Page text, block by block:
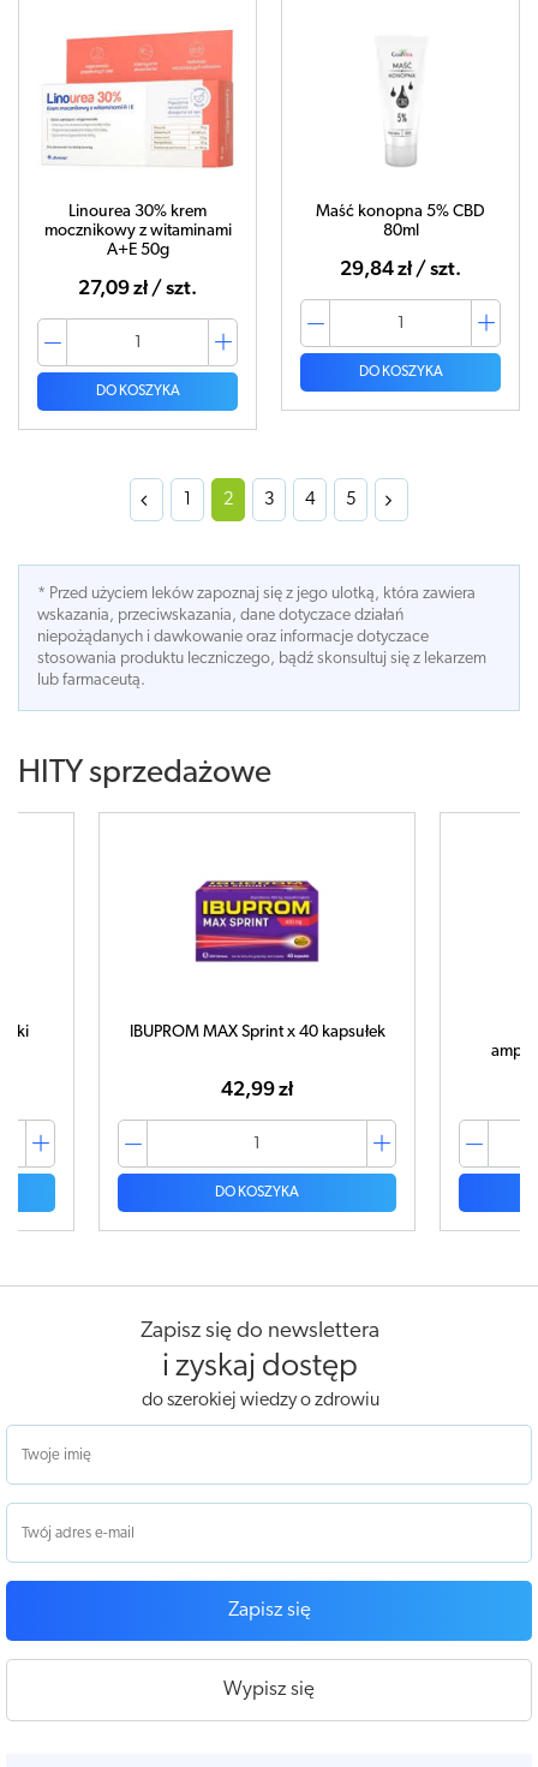
Linourea 30% krem
mocznikowy z witaminami
A+E 50g
27,09 zł / szt.
DO KOSZYKA
Maść konopna 5% CBD
80ml
29,84 zł / szt.
DO KOSZYKA
1 2 3 4 5
* Przed użyciem leków zapoznaj się z jego ulotką, która zawiera
wskazania, przeciwskazania, dane dotyczace działań
niepożądanych i dawkowanie oraz informacje dotyczace
stosowania produktu leczniczego, bądź skonsultuj się z lekarzem
lub farmaceutą.
HITY sprzedażowe
IBUPROM MAX Sprint x 40 kapsułek
42,99 zł
DO KOSZYKA
Zapisz się do newslettera
i zyskaj dostęp
do szerokiej wiedzy o zdrowiu
Zapisz się
Wypisz się